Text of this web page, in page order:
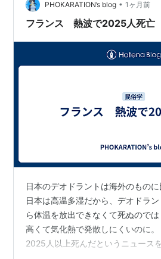
め、持ち運びも…
PHOKARATION’s blog • 1ヶ月前
フランス 熱波で2025人死亡
日本のデオドラントは海外のものに
日本は高温多湿だから、デオドラ
ら体温を放出できなくて死ぬので
高くて気化熱で発散しにくいのに
2025人以上死んだというニュース